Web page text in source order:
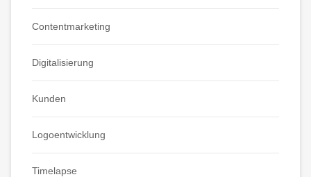
Contentmarketing
Digitalisierung
Kunden
Logoentwicklung
Timelapse